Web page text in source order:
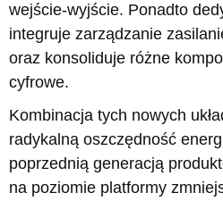
wejście-wyjście. Ponadto
integruje zarządzanie
oraz konsoliduje różne
cyfrowe.
Kombinacja tych nowych
radykalną oszczędność
poprzednią generacją
na poziomie platformy